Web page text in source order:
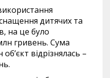
дитячих та
на це було
гривень. Сума
відрізнялась –